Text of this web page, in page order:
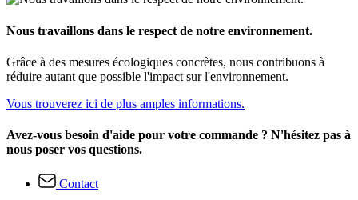
Nous travaillons dans le respect de notre environnement.
Grâce à des mesures écologiques concrètes, nous contribuons à
réduire autant que possible l'impact sur l'environnement.
Vous trouverez ici de plus amples informations.
Avez-vous besoin d'aide pour votre commande ? N'hésitez pas à
nous poser vos questions.
Contact